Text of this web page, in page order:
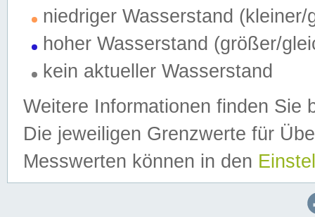
niedriger Wasserstand (kleiner/
hoher Wasserstand (größer/
kein aktueller Wasserstand
Weitere Informationen finden Sie
Die jeweiligen Grenzwerte für
Messwerten können in den